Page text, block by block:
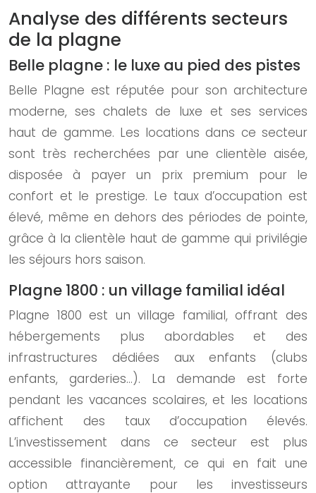
Analyse des différents secteurs
de la plagne
Belle plagne : le luxe au pied des pistes
Belle Plagne est réputée pour son architecture
moderne, ses chalets de luxe et ses services
haut de gamme. Les locations dans ce secteur
sont très recherchées par une clientèle aisée,
disposée à payer un prix premium pour le
confort et le prestige. Le taux d’occupation est
élevé, même en dehors des périodes de pointe,
grâce à la clientèle haut de gamme qui privilégie
les séjours hors saison.
Plagne 1800 : un village familial idéal
Plagne 1800 est un village familial, offrant des
hébergements plus abordables et des
infrastructures dédiées aux enfants (clubs
enfants, garderies…). La demande est forte
pendant les vacances scolaires, et les locations
affichent des taux d’occupation élevés.
L’investissement dans ce secteur est plus
accessible financièrement, ce qui en fait une
option attrayante pour les investisseurs